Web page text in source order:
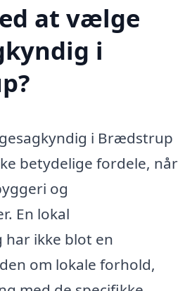
at vælge
i
i Brædstrup
betydelige fordele, når
og
En lokal
har ikke blot en
om lokale forhold,